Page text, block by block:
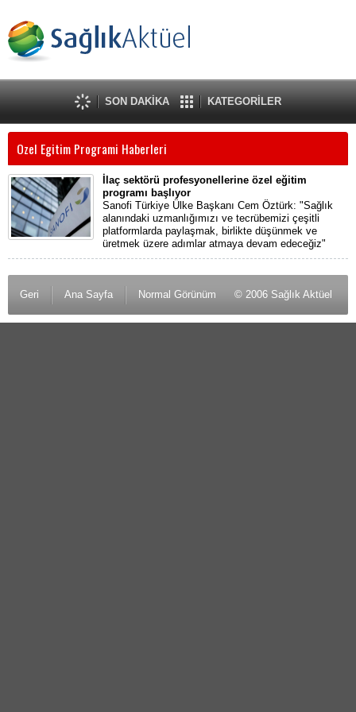
SON DAKİKA KATEGORİLER
Ozel Egitim Programi Haberleri
İlaç sektörü profesyonellerine özel eğitim
programı başlıyor
Sanofi Türkiye Ülke Başkanı Cem Öztürk: "Sağlık
alanındaki uzmanlığımızı ve tecrübemizi çeşitli
platformlarda paylaşmak, birlikte düşünmek ve
üretmek üzere adımlar atmaya devam edeceğiz"
Geri Ana Sayfa Normal Görünüm © 2006 Sağlık Aktüel